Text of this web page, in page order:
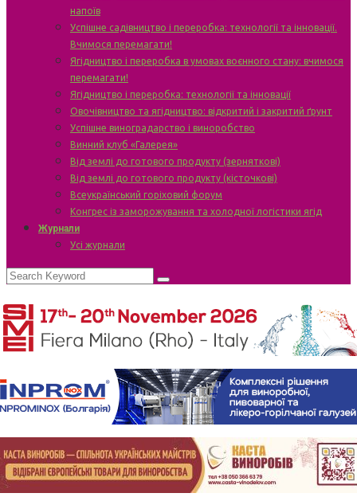
напоїв
Успішне садівництво і переробка: технології та інновації.
Вчимося перемагати!
Ягідництво і переробка в умовах воєнного стану: вчимося
перемагати!
Ягідництво і переробка: технології та інновації
Овочівництво та ягідництво: відкритий і закритий ґрунт
Успішне виноградарство і виноробство
Винний клуб «Галерея»
Від землі до готового продукту (зерняткові)
Від землі до готового продукту (кісточкові)
Всеукраїнський горіховий форум
Конгрес із заморожування та холодної логістики ягід
Журнали
Усі журнали